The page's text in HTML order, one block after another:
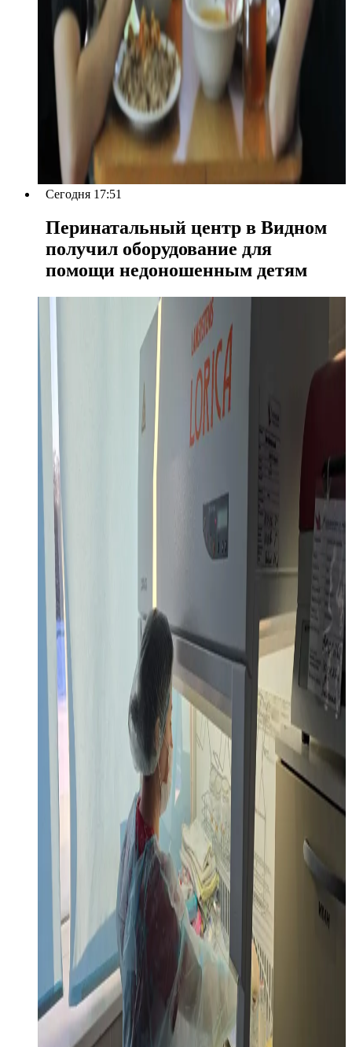
Сегодня 17:51
Перинатальный центр в Видном
получил оборудование для
помощи недоношенным детям